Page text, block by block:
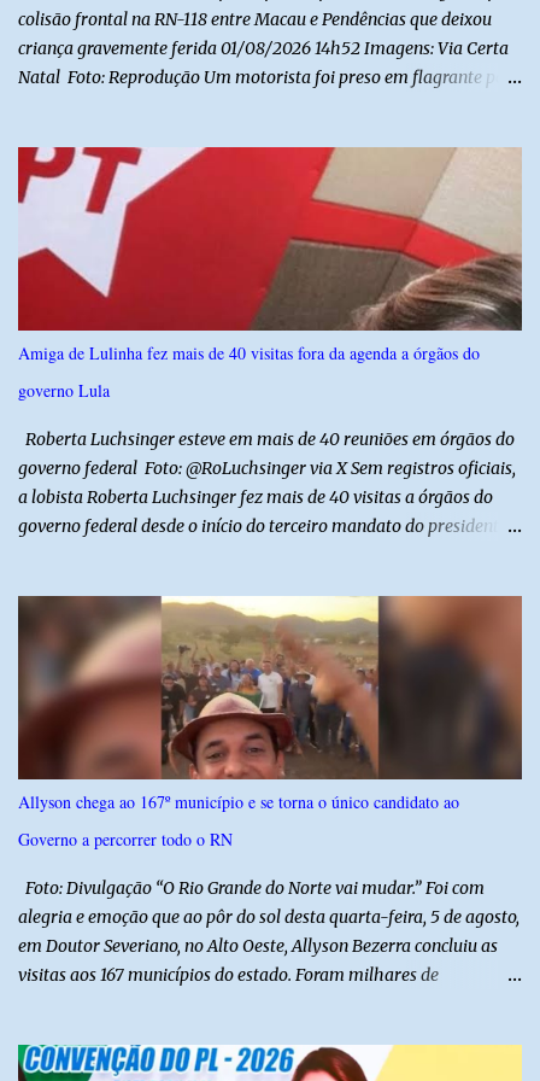
colisão frontal na RN-118 entre Macau e Pendências que deixou
criança gravemente ferida 01/08/2026 14h52 Imagens: Via Certa
Natal Foto: Reprodução Um motorista foi preso em flagrante por
na RN-118, entre Macau e Pendências. Segundo a Polícia Militar,
dois carros que seguiam em sentidos opostos bateram de frente.
Um dos condutores apresentava sinais de embriaguez, foi levado
ao Hospital Regional Tarcísio Maia, em Mossoró, e autuado em
flagrante. O exame pericial para confirmar a presença de álcool no
organismo está em andamento. No outro veículo estavam
funcionários da Caern que seguiam para uma partida de futebol. O
motorista e uma mulher sofreram ferimentos leves. A criança, que
estava no carro com o grupo, ficou gravemente ferida, precisou ser
Amiga de Lulinha fez mais de 40 visitas fora da agenda a órgãos do
governo Lula
Roberta Luchsinger esteve em mais de 40 reuniões em órgãos do
governo federal Foto: @RoLuchsinger via X Sem registros oficiais,
a lobista Roberta Luchsinger fez mais de 40 visitas a órgãos do
governo federal desde o início do terceiro mandato do presidente
públicos que participam dos encontros. Em duas oportunidades, a
lobista esteve no Palácio do Planalto e no gabinete do ministro do
Desenvolvimento Social, Wellington Dias, acompanhada do então
sócio de Lulinha. Os encontros não foram registrados nas agendas
oficiais. Fábio Luís é alvo de inquérito aberto nesta quinta-feira,
30, a pedido da PF, que apura se ele utilizou a influência do pai
para defender interesses empresariais com a administração
pública. Segundo a Polícia Federal, a atuação dele contou com a
ajuda de Luchsinger e se concentrou no Ministério da Saúde e no
Allyson chega ao 167º município e se torna o único candidato ao
Governo a percorrer todo o RN
Foto: Divulgação “O Rio Grande do Norte vai mudar.” Foi com
alegria e emoção que ao pôr do sol desta quarta-feira, 5 de agosto,
em Doutor Severiano, no Alto Oeste, Allyson Bezerra concluiu as
visitas aos 167 municípios do estado. Foram milhares de
Governador Allyson Bezerra concluiu as agendas do 167 Razões RN